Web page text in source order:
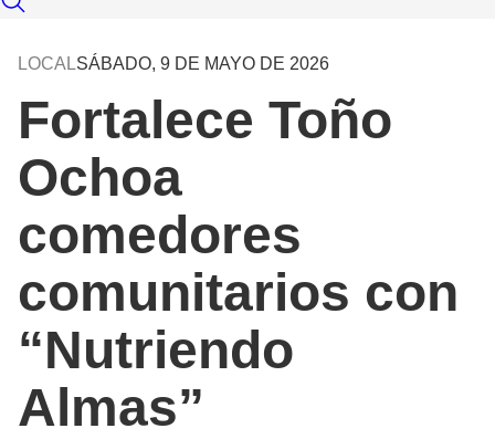
LOCALSÁBADO, 9 DE MAYO DE 2026
Fortalece Toño
Ochoa
comedores
comunitarios con
“Nutriendo
Almas”